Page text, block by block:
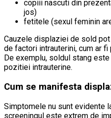
copiii nascuti din
jos)
fetitele (sexul feminin
Cauzele displaziei de sold
de factori intrauterini, cum ar
De exemplu, soldul stang
pozitiei intrauterine.
Cum se manifesta
Simptomele nu sunt evidente
screeningul este extrem de